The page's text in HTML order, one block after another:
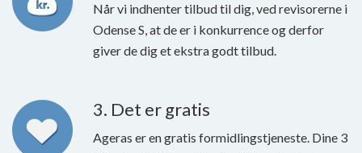
Når vi indhenter tilbud til dig, ved revisorerne i
Odense S, at de er i konkurrence og derfor
giver de dig et ekstra godt tilbud.
3. Det er gratis
Ageras er en gratis formidlingstjeneste. Dine 3